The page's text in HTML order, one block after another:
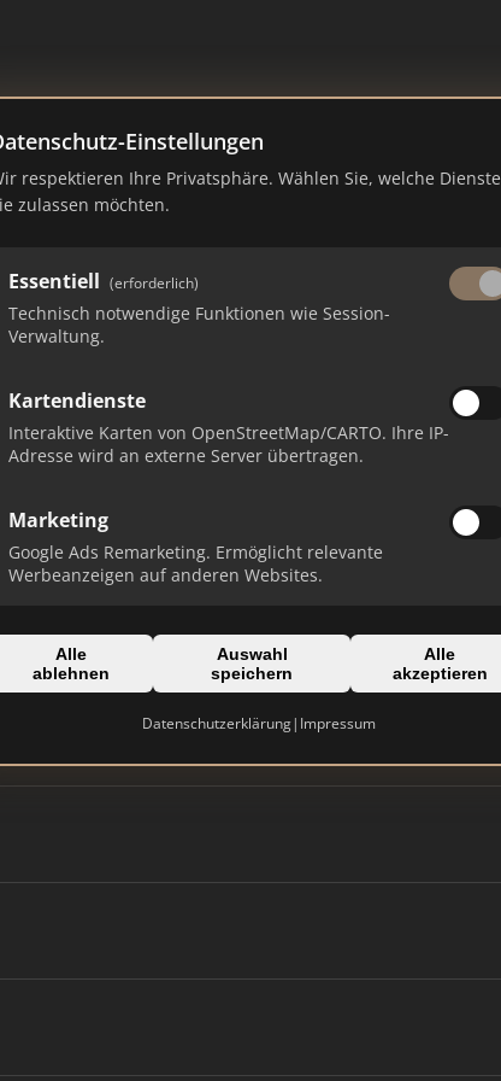
Einstellungen
respektieren Ihre Privatsphäre. Wählen Sie, welche Dienste
zulassen möchten.
Essentiell (erforderlich)
Technisch notwendige Funktionen wie Session-
Verwaltung.
Kartendienste
Interaktive Karten von OpenStreetMap/CARTO. Ihre IP-
Adresse wird an externe Server übertragen.
Marketing
Google Ads Remarketing. Ermöglicht relevante
Werbeanzeigen auf anderen Websites.
Alle
ablehnen
Auswahl
speichern
Alle
akzeptieren
Datenschutzerklärung| Impressum
Juli 2026